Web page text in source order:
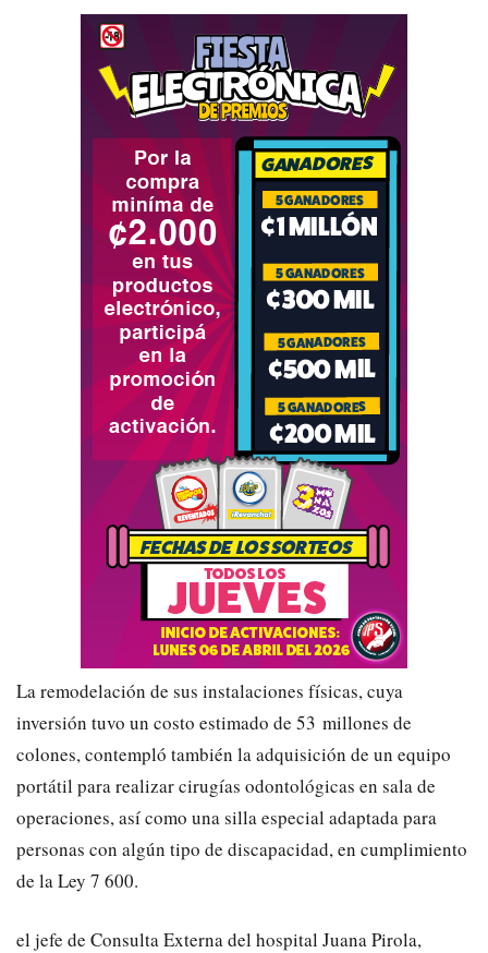
La remodelación de sus instalaciones físicas, cuya
inversión tuvo un costo estimado de 53 millones de
colones, contempló también la adquisición de un equipo
portátil para realizar cirugías odontológicas en sala de
operaciones, así como una silla especial adaptada para
personas con algún tipo de discapacidad, en cumplimiento
de la Ley 7 600.
el jefe de Consulta Externa del hospital Juana Pirola,